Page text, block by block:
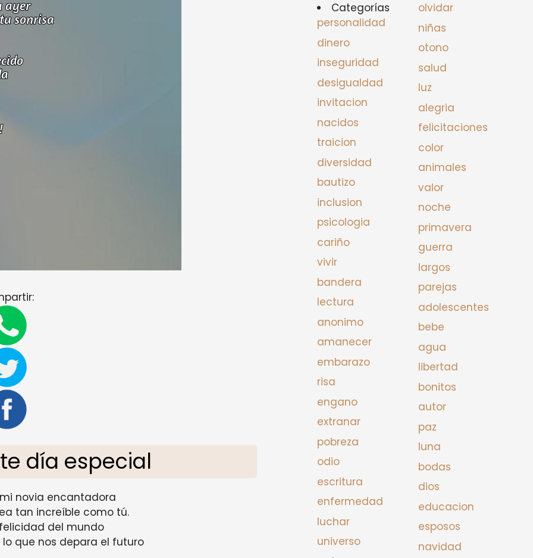
día especial
novia encantadora
tan increíble como tú.
del mundo
que nos depara el futuro
Categorías
personalidad
dinero
inseguridad
desigualdad
invitacion
nacidos
traicion
diversidad
bautizo
inclusion
psicologia
cariño
vivir
bandera
lectura
anonimo
amanecer
embarazo
risa
engano
extranar
pobreza
odio
escritura
enfermedad
luchar
universo
olvidar
niñas
otono
salud
luz
alegria
felicitaciones
color
animales
valor
noche
primavera
guerra
largos
parejas
adolescentes
bebe
agua
libertad
bonitos
autor
paz
luna
bodas
dios
educacion
esposos
navidad